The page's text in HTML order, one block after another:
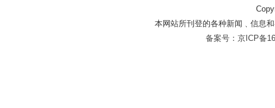
本网站所刊登的各种新闻﹑信息
备案号：京ICP备